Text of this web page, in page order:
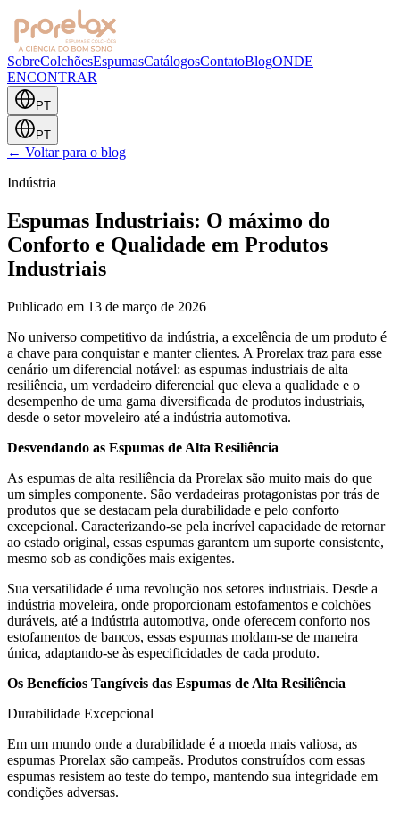
SobreColchõesEspumasCatálogosContatoBlogONDE
ENCONTRAR
PT
PT
← Voltar para o blog
Indústria
Espumas Industriais: O máximo do
Conforto e Qualidade em Produtos
Industriais
Publicado em 13 de março de 2026
No universo competitivo da indústria, a excelência de um produto é
a chave para conquistar e manter clientes. A Prorelax traz para esse
cenário um diferencial notável: as espumas industriais de alta
resiliência, um verdadeiro diferencial que eleva a qualidade e o
desempenho de uma gama diversificada de produtos industriais,
desde o setor moveleiro até a indústria automotiva.
Desvendando as Espumas de Alta Resiliência
As espumas de alta resiliência da Prorelax são muito mais do que
um simples componente. São verdadeiras protagonistas por trás de
produtos que se destacam pela durabilidade e pelo conforto
excepcional. Caracterizando-se pela incrível capacidade de retornar
ao estado original, essas espumas garantem um suporte consistente,
mesmo sob as condições mais exigentes.
Sua versatilidade é uma revolução nos setores industriais. Desde a
indústria moveleira, onde proporcionam estofamentos e colchões
duráveis, até a indústria automotiva, onde oferecem conforto nos
estofamentos de bancos, essas espumas moldam-se de maneira
única, adaptando-se às especificidades de cada produto.
Os Benefícios Tangíveis das Espumas de Alta Resiliência
Durabilidade Excepcional
Em um mundo onde a durabilidade é a moeda mais valiosa, as
espumas Prorelax são campeãs. Produtos construídos com essas
espumas resistem ao teste do tempo, mantendo sua integridade em
condições adversas.